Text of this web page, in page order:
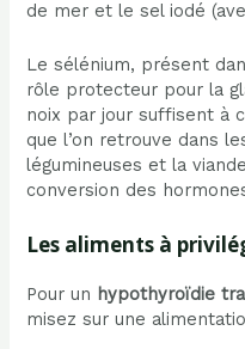
de mer et le sel iodé
Le sélénium, présent
rôle protecteur pour la
noix par jour suffisent à
que l’on retrouve dans
légumineuses et la
conversion des
Les aliments à
Pour un hypothyroïdie
misez sur une